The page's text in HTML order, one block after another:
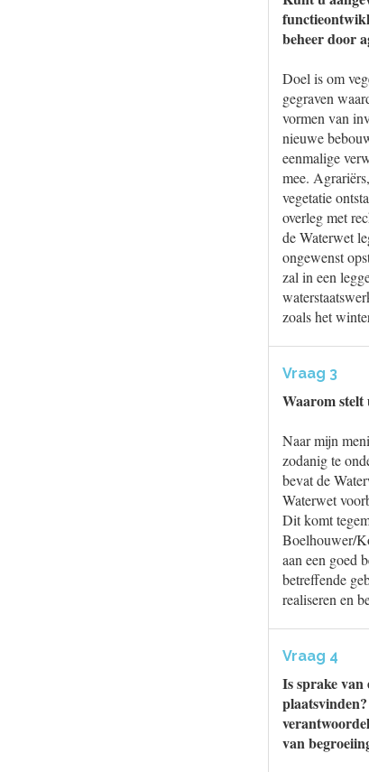
beheer door
Doel is om
gegraven
vormen van
nieuwe
eenmalige
mee.
vegetatie
overleg met
de Waterwet
ongewenst
zal in een
zoals het
Vraag 3
Waarom stelt
Naar mijn
zodanig te
bevat de
Waterwet
Dit komt
Boelhouwer/
aan een goed
betreffende
realiseren en
Vraag 4
Is sprake van
van